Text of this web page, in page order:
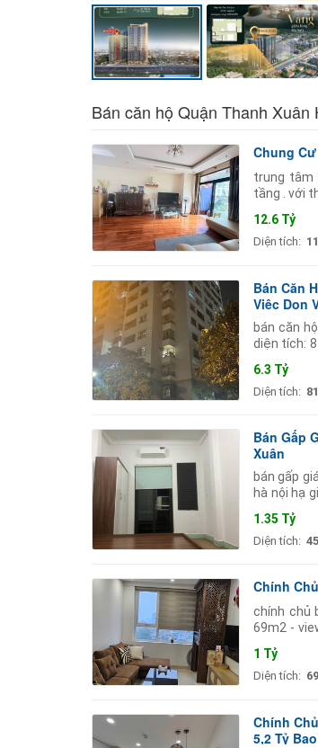
Bán căn hộ Quận Thanh Xuân
Chung
trung tâm
tầng . với
12.6 Tỷ
Diện tích:
Bán Căn
Việc Dọn
bán căn
diện tích:
6.3 Tỷ
Diện tích:
Bán Gấp
Xuân
bán gấp
hà nội hạ
1.35 Tỷ
Diện tích:
Chính
chính chủ
69m2 -
1 Tỷ
Diện tích:
Chính
5,2 Tỷ